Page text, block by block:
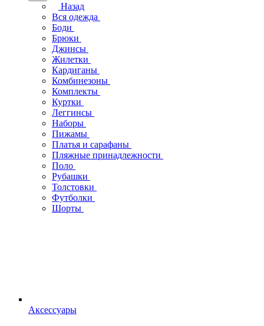
Назад
Вся одежда
Боди
Брюки
Джинсы
Жилетки
Кардиганы
Комбинезоны
Комплекты
Куртки
Леггинсы
Наборы
Пижамы
Платья и сарафаны
Пляжные принадлежности
Поло
Рубашки
Толстовки
Футболки
Шорты
Аксессуары